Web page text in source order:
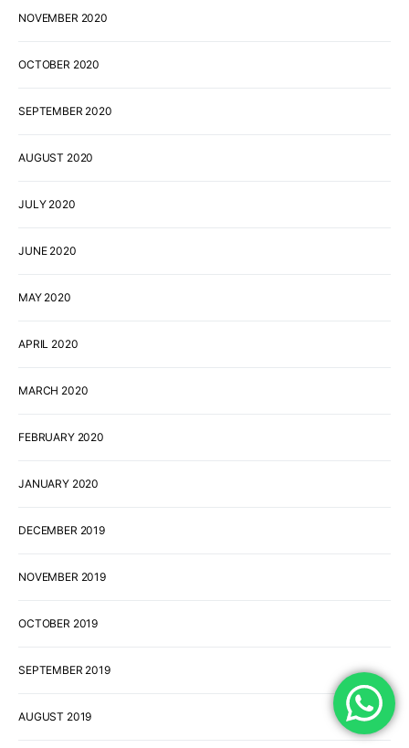
NOVEMBER 2020
OCTOBER 2020
SEPTEMBER 2020
AUGUST 2020
JULY 2020
JUNE 2020
MAY 2020
APRIL 2020
MARCH 2020
FEBRUARY 2020
JANUARY 2020
DECEMBER 2019
NOVEMBER 2019
OCTOBER 2019
SEPTEMBER 2019
AUGUST 2019